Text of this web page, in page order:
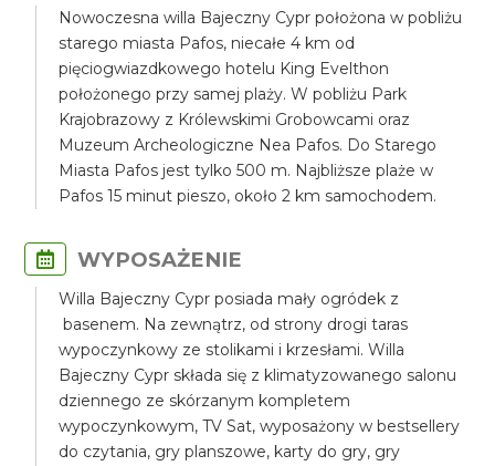
Nowoczesna willa Bajeczny Cypr położona w pobliżu
starego miasta Pafos, niecałe 4 km od
pięciogwiazdkowego hotelu King Evelthon
położonego przy samej plaży. W pobliżu Park
Krajobrazowy z Królewskimi Grobowcami oraz
Muzeum Archeologiczne Nea Pafos. Do Starego
Miasta Pafos jest tylko 500 m. Najbliższe plaże w
Pafos 15 minut pieszo, około 2 km samochodem.
WYPOSAŻENIE
Willa Bajeczny Cypr posiada mały ogródek z
basenem. Na zewnątrz, od strony drogi taras
wypoczynkowy ze stolikami i krzesłami. Willa
Bajeczny Cypr składa się z klimatyzowanego salonu
dziennego ze skórzanym kompletem
wypoczynkowym, TV Sat, wyposażony w bestsellery
do czytania, gry planszowe, karty do gry, gry